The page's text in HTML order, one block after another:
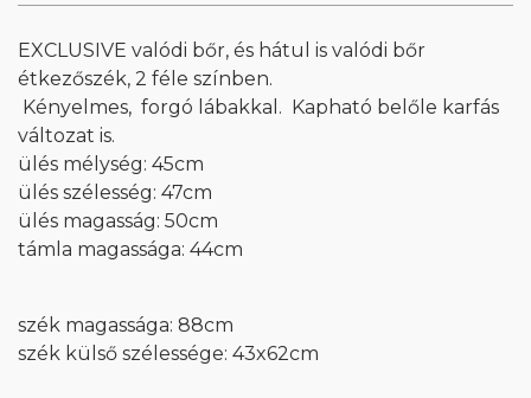
EXCLUSIVE valódi bőr, és hátul is valódi bőr
étkezőszék, 2 féle színben.
Kényelmes, forgó lábakkal. Kapható belőle karfás
változat is.
ülés mélység: 45cm
ülés szélesség: 47cm
ülés magasság: 50cm
támla magassága: 44cm
szék magassága: 88cm
szék külső szélessége: 43x62cm